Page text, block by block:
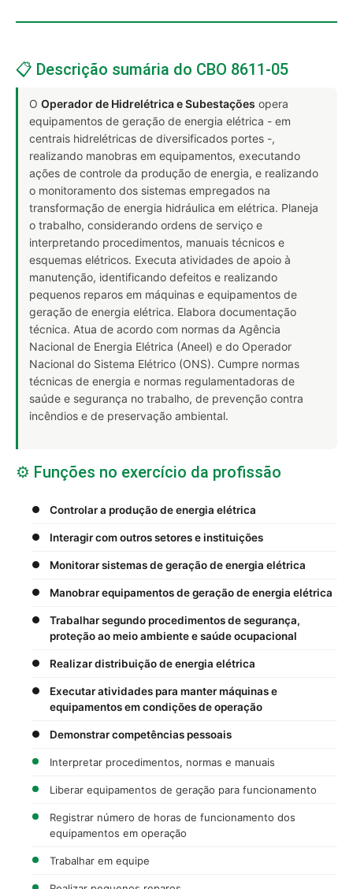
📋 Descrição sumária do CBO 8611-05
O Operador de Hidrelétrica e Subestações opera
equipamentos de geração de energia elétrica - em
centrais hidrelétricas de diversificados portes -,
realizando manobras em equipamentos, executando
ações de controle da produção de energia, e realizando
o monitoramento dos sistemas empregados na
transformação de energia hidráulica em elétrica. Planeja
o trabalho, considerando ordens de serviço e
interpretando procedimentos, manuais técnicos e
esquemas elétricos. Executa atividades de apoio à
manutenção, identificando defeitos e realizando
pequenos reparos em máquinas e equipamentos de
geração de energia elétrica. Elabora documentação
técnica. Atua de acordo com normas da Agência
Nacional de Energia Elétrica (Aneel) e do Operador
Nacional do Sistema Elétrico (ONS). Cumpre normas
técnicas de energia e normas regulamentadoras de
saúde e segurança no trabalho, de prevenção contra
incêndios e de preservação ambiental.
⚙️ Funções no exercício da profissão
Controlar a produção de energia elétrica
Interagir com outros setores e instituições
Monitorar sistemas de geração de energia elétrica
Manobrar equipamentos de geração de energia elétrica
Trabalhar segundo procedimentos de segurança,
proteção ao meio ambiente e saúde ocupacional
Realizar distribuição de energia elétrica
Executar atividades para manter máquinas e
equipamentos em condições de operação
Demonstrar competências pessoais
Interpretar procedimentos, normas e manuais
Liberar equipamentos de geração para funcionamento
Registrar número de horas de funcionamento dos
equipamentos em operação
Trabalhar em equipe